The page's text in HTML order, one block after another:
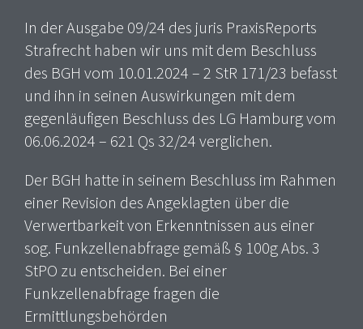
In der Ausgabe 09/24 des juris PraxisReports
Strafrecht haben wir uns mit dem Beschluss
des BGH vom 10.01.2024 – 2 StR 171/23 befasst
und ihn in seinen Auswirkungen mit dem
gegenläufigen Beschluss des LG Hamburg vom
06.06.2024 – 621 Qs 32/24 verglichen.
Der BGH hatte in seinem Beschluss im Rahmen
einer Revision des Angeklagten über die
Verwertbarkeit von Erkenntnissen aus einer
sog. Funkzellenabfrage gemäß § 100g Abs. 3
StPO zu entscheiden. Bei einer
Funkzellenabfrage fragen die
Ermittlungsbehörden